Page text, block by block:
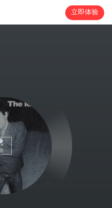
立即体验